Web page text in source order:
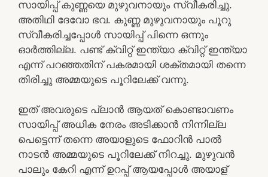
സായിപ്പ് കുണ്ണയെ മുഴുവനായും സ്വീകരിച്ചു.
അതിഥി ദേവോ ഭവ. കുണ്ണ മുഴുവനായും പൂറു
സ്വീകരിച്ചപ്പോൾ സായിപ്പ് പിന്നെ ഒന്നും
ഓർത്തില്ല. പണ്ട് ക്വിറ്റ് ഇന്ത്യാ ക്വിറ്റ് ഇന്ത്യാ
എന്ന് പറഞ്ഞതിന് പകരമായി ശക്തമായി തന്നെ
തിരിച്ചു അമ്മയുടെ പൂറിലേക്ക് വന്നു.
ഇത് അവരുടെ പ്ലാൻ ആയത് കൊണ്ടാവണം
സായിപ്പ് അധിക നേരം അടിക്കാൻ നിന്നില്ല
പെട്ടെന്ന് തന്നെ അയാളുടെ ഫോറിൻ പാൽ
നാടൻ അമ്മയുടെ പൂറിലേക്ക് നിറച്ചു. മുഴുവൻ
പാലും കേറി എന്ന് ഉറപ്പ് ആയപ്പോൾ അയാള്